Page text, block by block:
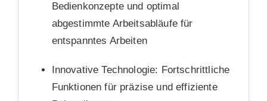
Bedienkonzepte und optimal
abgestimmte Arbeitsabläufe für
entspanntes Arbeiten
Innovative Technologie: Fortschrittliche
Funktionen für präzise und effiziente